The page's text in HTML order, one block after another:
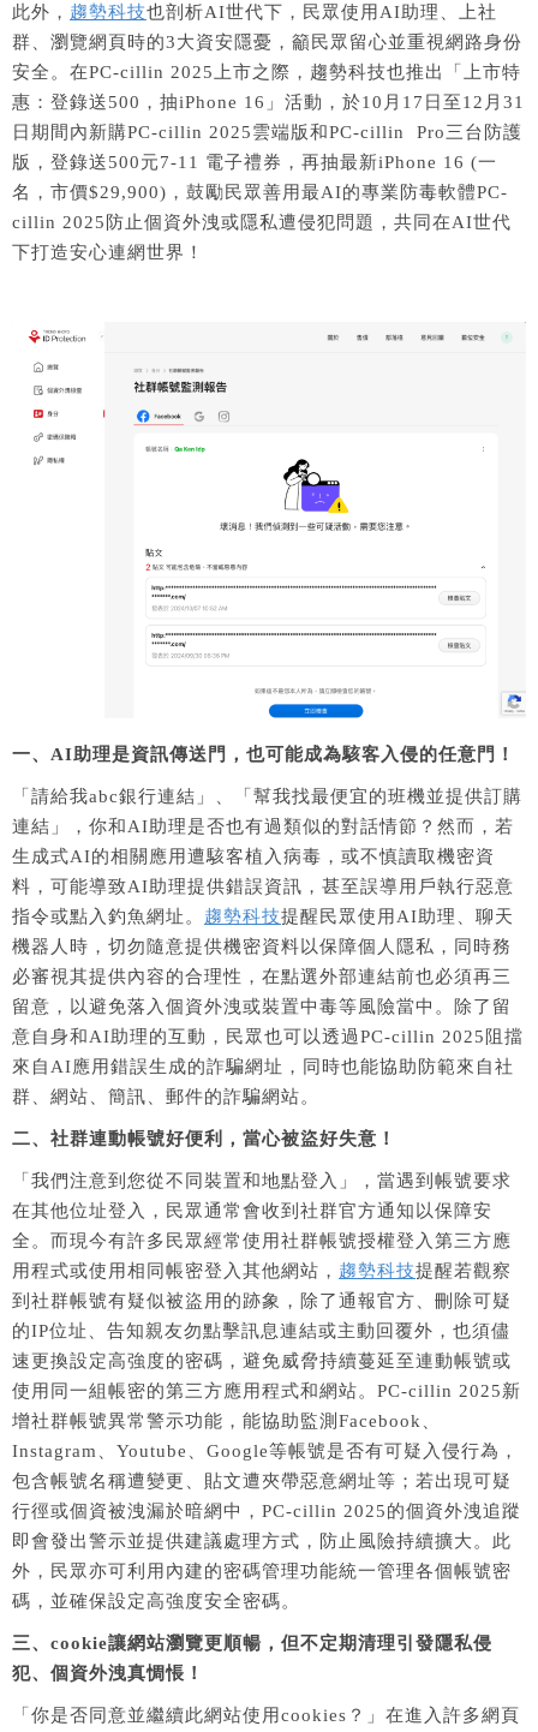
此外， 趨勢科技也剖析AI世代下，民眾使用AI助理、上社
群、瀏覽網頁時的3大資安隱憂，籲民眾留心並重視網路身份
安全。在PC-cillin 2025上市之際，趨勢科技也推出「上市特
惠：登錄送500，抽iPhone 16」活動，於10月17日至12月31
日期間內新購PC-cillin 2025雲端版和PC-cillin Pro三台防護
版，登錄送500元7-11 電子禮券，再抽最新iPhone 16 (一
名，市價$29,900)，鼓勵民眾善用最AI的專業防毒軟體PC-
cillin 2025防止個資外洩或隱私遭侵犯問題，共同在AI世代
下打造安心連網世界！
一、AI助理是資訊傳送門，也可能成為駭客入侵的任意門！
「請給我abc銀行連結」、「幫我找最便宜的班機並提供訂購
連結」，你和AI助理是否也有過類似的對話情節？然而，若
生成式AI的相關應用遭駭客植入病毒，或不慎讀取機密資
料，可能導致AI助理提供錯誤資訊，甚至誤導用戶執行惡意
指令或點入釣魚網址。 趨勢科技提醒民眾使用AI助理、聊天
機器人時，切勿隨意提供機密資料以保障個人隱私，同時務
必審視其提供內容的合理性，在點選外部連結前也必須再三
留意，以避免落入個資外洩或裝置中毒等風險當中。除了留
意自身和AI助理的互動，民眾也可以透過PC-cillin 2025阻擋
來自AI應用錯誤生成的詐騙網址，同時也能協助防範來自社
群、網站、簡訊、郵件的詐騙網站。
二、社群連動帳號好便利，當心被盜好失意！
「我們注意到您從不同裝置和地點登入」，當遇到帳號要求
在其他位址登入，民眾通常會收到社群官方通知以保障安
全。而現今有許多民眾經常使用社群帳號授權登入第三方應
用程式或使用相同帳密登入其他網站， 趨勢科技提醒若觀察
到社群帳號有疑似被盜用的跡象，除了通報官方、刪除可疑
的IP位址、告知親友勿點擊訊息連結或主動回覆外，也須儘
速更換設定高強度的密碼，避免威脅持續蔓延至連動帳號或
使用同一組帳密的第三方應用程式和網站。PC-cillin 2025新
增社群帳號異常警示功能，能協助監測Facebook、
Instagram、Youtube、Google等帳號是否有可疑入侵行為，
包含帳號名稱遭變更、貼文遭夾帶惡意網址等；若出現可疑
行徑或個資被洩漏於暗網中，PC-cillin 2025的個資外洩追蹤
即會發出警示並提供建議處理方式，防止風險持續擴大。此
外，民眾亦可利用內建的密碼管理功能統一管理各個帳號密
碼，並確保設定高強度安全密碼。
三、cookie讓網站瀏覽更順暢，但不定期清理引發隱私侵
犯、個資外洩真惆悵！
「你是否同意並繼續此網站使用cookies？」在進入許多網頁